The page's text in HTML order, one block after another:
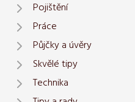
Pojištění
Práce
Půjčky a úvěry
Skvělé tipy
Technika